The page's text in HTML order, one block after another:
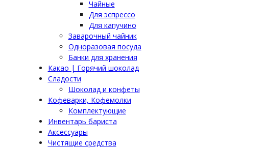
Чайные
Для эспрессо
Для капучино
Заварочный чайник
Одноразовая посуда
Банки для хранения
Какао | Горячий шоколад
Сладости
Шоколад и конфеты
Кофеварки, Кофемолки
Комплектующие
Инвентарь бариста
Аксессуары
Чистящие средства